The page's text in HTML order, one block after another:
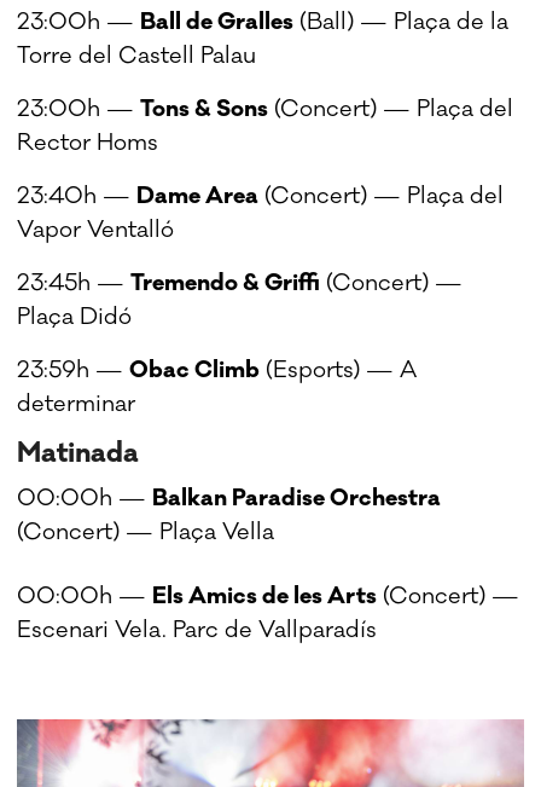
23:00h — Ball de Gralles (Ball) — Plaça de la
Torre del Castell Palau
23:00h —Tons & Sons (Concert) — Plaça del
Rector Homs
23:40h — Dame Area (Concert) — Plaça del
Vapor Ventalló
23:45h —Tremendo & Griffi (Concert) —
Plaça Didó
23:59h —Obac Climb (Esports) — A
determinar
Matinada
00:00h — Balkan Paradise Orchestra
(Concert) — Plaça Vella
00:00h — Els Amics de les Arts (Concert) —
Escenari Vela. Parc de Vallparadís